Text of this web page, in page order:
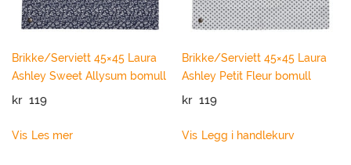
Clear filters
Brikke/Serviett 45×45 Laura
Ashley Sweet Allysum bomull
kr 119
Vis Les mer
Brikke/Serviett 45×45 Laura
Ashley Petit Fleur bomull
kr 119
Vis Legg i handlekurv